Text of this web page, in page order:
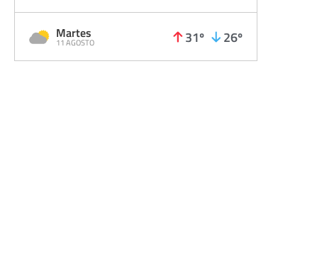
Martes
11 AGOSTO 31º 26º